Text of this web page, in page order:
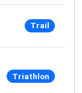
Trail
Triathlon